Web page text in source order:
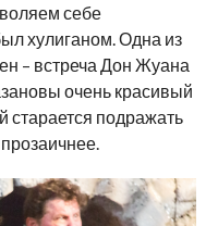
себе
хулиганом. Одна из
– встреча Дон Жуана
очень красивый
старается подражать